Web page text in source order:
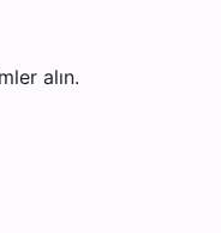
alın.